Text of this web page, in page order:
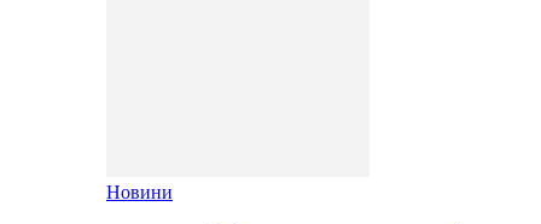
Новини